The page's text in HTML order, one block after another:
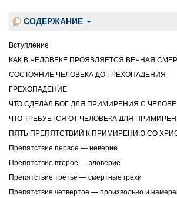
СОДЕРЖАНИЕ
Вступление
КАК В ЧЕЛОВЕКЕ ПРОЯВЛЯЕТСЯ ВЕЧНАЯ
СОСТОЯНИЕ ЧЕЛОВЕКА ДО ГРЕХОПАДЕНИЯ
ГРЕХОПАДЕНИЕ
ЧТО СДЕЛАЛ БОГ ДЛЯ ПРИМИРЕНИЯ С
ЧТО ТРЕБУЕТСЯ ОТ ЧЕЛОВЕКА ДЛЯ
ПЯТЬ ПРЕПЯТСТВИЙ К ПРИМИРЕНИЮ СО
Препятствие первое — неверие
Препятствие второе — зловерие
Препятствие третье — смертные грехи
Препятствие четвертое — произвольно и